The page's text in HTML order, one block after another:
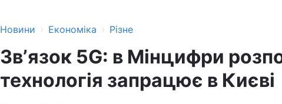
Новини › Економіка › Різне
Звʼязок 5G: в Мінцифри
технологія запрацює в Києві